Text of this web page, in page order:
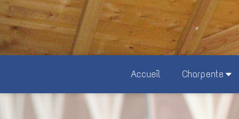
Accueil Charpente